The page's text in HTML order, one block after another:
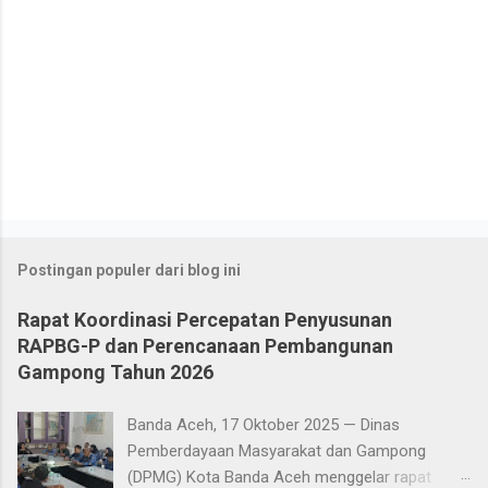
Postingan populer dari blog ini
Rapat Koordinasi Percepatan Penyusunan
RAPBG-P dan Perencanaan Pembangunan
Gampong Tahun 2026
Banda Aceh, 17 Oktober 2025 — Dinas
Pemberdayaan Masyarakat dan Gampong
(DPMG) Kota Banda Aceh menggelar rapat